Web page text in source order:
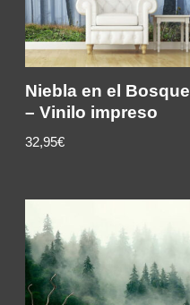
Niebla en el Bosque
– Vinilo impreso
32,95€